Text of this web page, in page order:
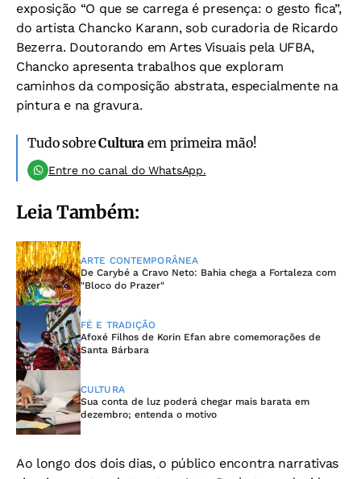
exposição “O que se carrega é presença: o gesto fica”,
do artista Chancko Karann, sob curadoria de Ricardo
Bezerra. Doutorando em Artes Visuais pela UFBA,
Chancko apresenta trabalhos que exploram
caminhos da composição abstrata, especialmente na
pintura e na gravura.
Tudo sobreCultura em primeira mão!
Entre no canal do WhatsApp.
Leia Também:
ARTE CONTEMPORÂNEA
De Carybé a Cravo Neto: Bahia chega a Fortaleza com
"Bloco do Prazer"
FÉ E TRADIÇÃO
Afoxé Filhos de Korin Efan abre comemorações de
Santa Bárbara
CULTURA
Sua conta de luz poderá chegar mais barata em
dezembro; entenda o motivo
Ao longo dos dois dias, o público encontra narrativas